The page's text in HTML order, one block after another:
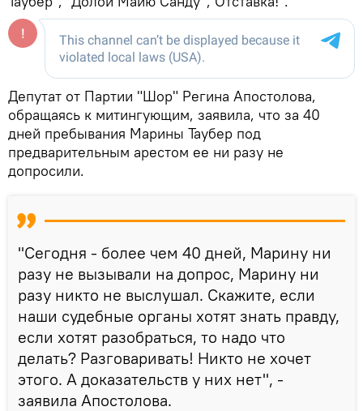
Депутат от Партии "Шор" Регина Апостолова,
обращаясь к митингующим, заявила, что за 40
дней пребывания Марины Таубер под
предварительным арестом ее ни разу не
допросили.
"Сегодня - более чем 40 дней, Марину ни
разу не вызывали на допрос, Марину ни
разу никто не выслушал. Скажите, если
наши судебные органы хотят знать правду,
если хотят разобраться, то надо что
делать? Разговаривать! Никто не хочет
этого. А доказательств у них нет", -
заявила Апостолова.